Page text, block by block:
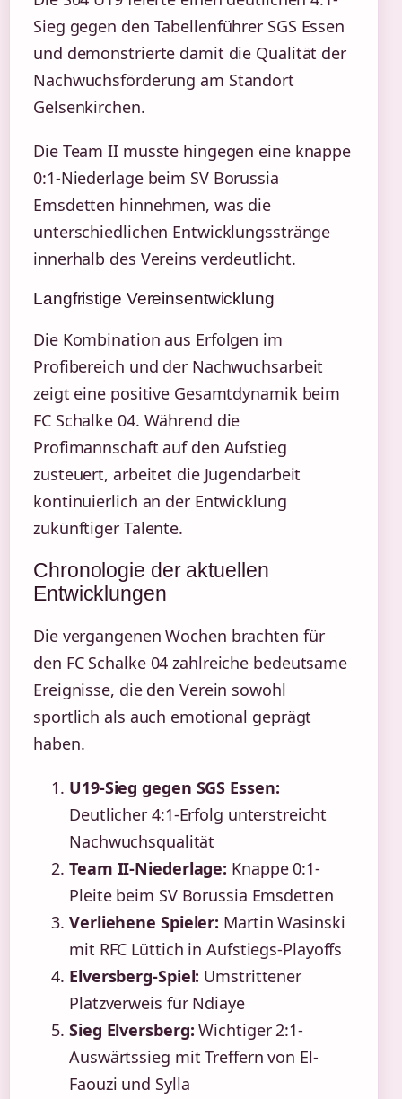
Sieg gegen den Tabellenführer SGS Essen
und demonstrierte damit die Qualität der
Nachwuchsförderung am Standort
Gelsenkirchen.
Die Team II musste hingegen eine knappe
0:1-Niederlage beim SV Borussia
Emsdetten hinnehmen, was die
unterschiedlichen Entwicklungsstränge
innerhalb des Vereins verdeutlicht.
Langfristige Vereinsentwicklung
Die Kombination aus Erfolgen im
Profibereich und der Nachwuchsarbeit
zeigt eine positive Gesamtdynamik beim
FC Schalke 04. Während die
Profimannschaft auf den Aufstieg
zusteuert, arbeitet die Jugendarbeit
kontinuierlich an der Entwicklung
zukünftiger Talente.
Chronologie der aktuellen
Entwicklungen
Die vergangenen Wochen brachten für
den FC Schalke 04 zahlreiche bedeutsame
Ereignisse, die den Verein sowohl
sportlich als auch emotional geprägt
haben.
U19-Sieg gegen SGS Essen:
Deutlicher 4:1-Erfolg unterstreicht
Nachwuchsqualität
Team II-Niederlage: Knappe 0:1-
Pleite beim SV Borussia Emsdetten
Verliehene Spieler: Martin Wasinski
mit RFC Lüttich in Aufstiegs-Playoffs
Elversberg-Spiel: Umstrittener
Platzverweis für Ndiaye
Sieg Elversberg: Wichtiger 2:1-
Auswärtssieg mit Treffern von El-
Faouzi und Sylla